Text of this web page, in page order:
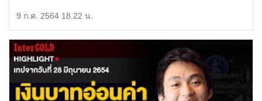
9 ก.ค. 2564 18.22 น.